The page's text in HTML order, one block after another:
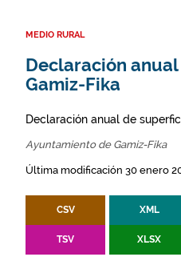
MEDIO RURAL
Declaración
Gamiz-Fika
Declaración anual de
Ayuntamiento de Gamiz-Fika
Última modificación 30 enero
CSV XML
TSV XLSX